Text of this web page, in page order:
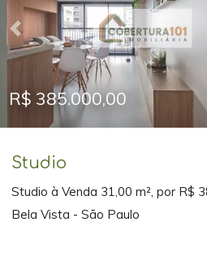
Previous
R$ 385.000,00
Studio
Studio à Venda 31,00 m², por R$
Bela Vista - São Paulo